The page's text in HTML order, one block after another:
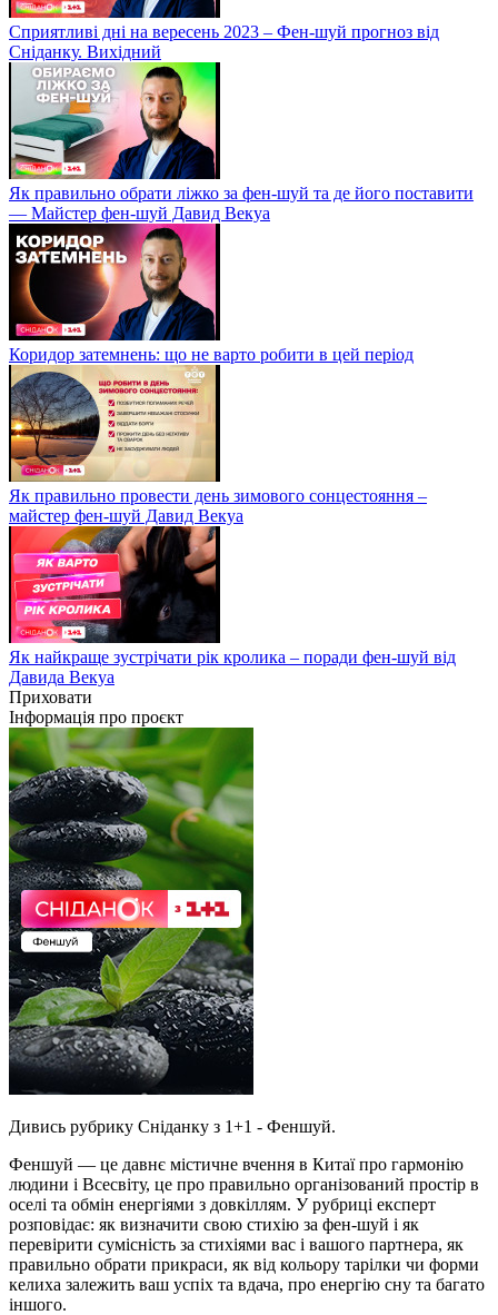
Сприятливі дні на вересень 2023 – Фен-шуй прогноз від
Сніданку. Вихідний
Як правильно обрати ліжко за фен-шуй та де його поставити
— Майстер фен-шуй Давид Векуа
Коридор затемнень: що не варто робити в цей період
Як правильно провести день зимового сонцестояння –
майстер фен-шуй Давид Векуа
Як найкраще зустрічати рік кролика – поради фен-шуй від
Давида Векуа
Приховати
Інформація про проєкт
Дивись рубрику Сніданку з 1+1 - Феншуй.
Феншуй — це давнє містичне вчення в Китаї про гармонію
людини і Всесвіту, це про правильно організований простір в
оселі та обмін енергіями з довкіллям. У рубриці експерт
розповідає: як визначити свою стихію за фен-шуй і як
перевірити сумісність за стихіями вас і вашого партнера, як
правильно обрати прикраси, як від кольору тарілки чи форми
келиха залежить ваш успіх та вдача, про енергію сну та багато
іншого.